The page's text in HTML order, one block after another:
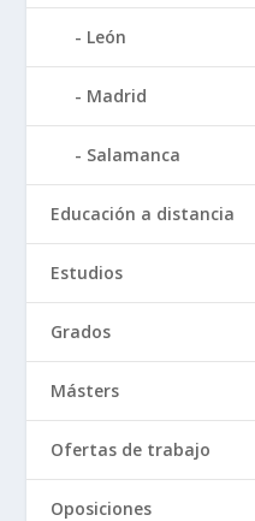
León
Madrid
Salamanca
Educación a distancia
Estudios
Grados
Másters
Ofertas de trabajo
Oposiciones